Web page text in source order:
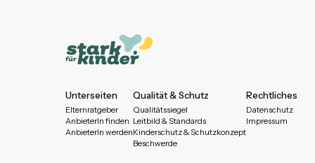
Unterseiten
Elternratgeber
AnbieterIn finden
AnbieterIn werden
Qualität & Schutz
Qualitätssiegel
Leitbild & Standards
Kinderschutz & Schutzkonzept
Beschwerde
Rechtliches
Datenschutz
Impressum